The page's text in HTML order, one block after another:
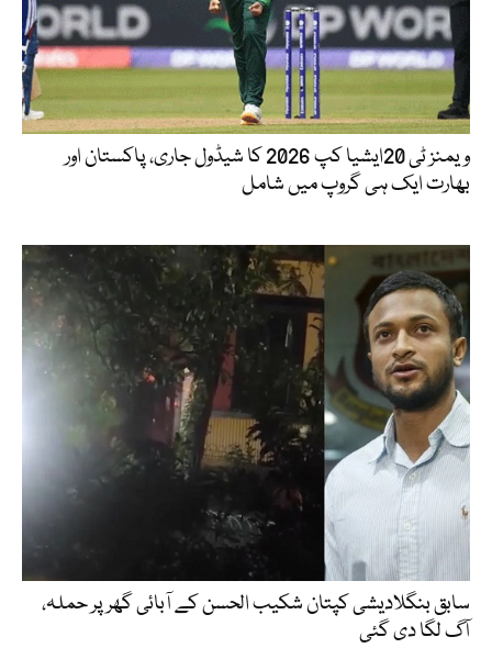
ویمنز ٹی 20ایشیا کپ 2026 کا شیڈول جاری، پاکستان اور
بھارت ایک ہی گروپ میں شامل
سابق بنگلادیشی کپتان شکیب الحسن کے آبائی گھر پر حملہ،
آگ لگا دی گئی